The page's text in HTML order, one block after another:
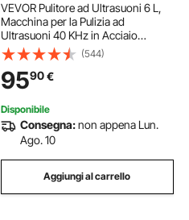
VEVOR Pulitore ad Ultrasuoni 6 L,
Macchina per la Pulizia ad
Ultrasuoni 40 KHz in Acciaio
Inossidabile con Timer Riscaldatore
Digitale, Pulizia dei Gioielli per Uso
Domestico Personale Commerciale
(544)
9590€
Disponibile
Consegna:non appena Lun.
Ago. 10
Aggiungi al carrello